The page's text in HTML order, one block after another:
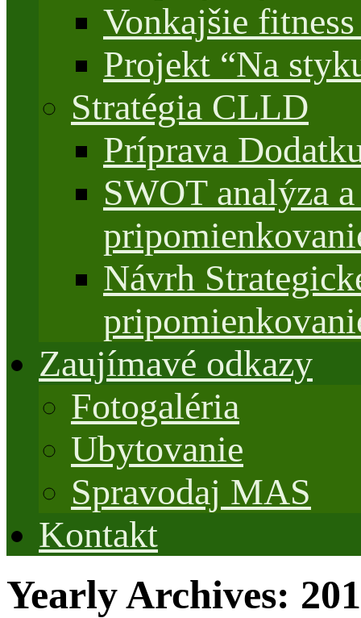
Vonkajšie
Projekt “Na
Stratégia CLLD
Príprava
SWOT analýza
Návrh
Zaujímavé odkazy
Fotogaléria
Ubytovanie
Spravodaj MAS
Kontakt
Yearly Archives: